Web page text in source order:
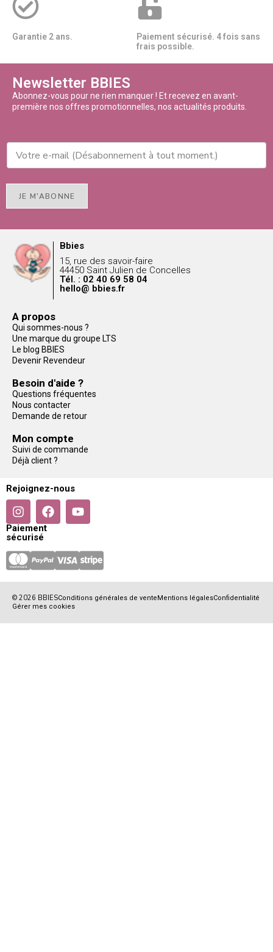
Garantie 2 ans.
Paiement sécurisé. 4 fois sans
frais possible.
Newsletter BBIES
Abonnez-vous pour ne rien manquer ! Et recevez en avant-
première nos offres promotionnelles, nos actualités produits.
JE M'ABONNE
Bbies
15, rue des savoir-faire
44450 Saint Julien de Concelles
Tél. : 02 40 69 58 04
hello@ bbies.fr
A propos
Qui sommes-nous ?
Une marque du groupe LTS
Le blog BBIES
Devenir Revendeur
Besoin d'aide ?
Questions fréquentes
Nous contacter
Demande de retour
Mon compte
Suivi de commande
Déjà client ?
Rejoignez-nous
Paiement
sécurisé
© 2026 BBIESConditions générales de vente Mentions légalesConfidentialité
Gérer mes cookies